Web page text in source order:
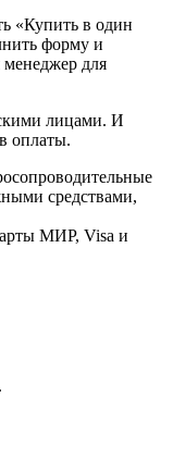
«Купить в один
форму и
менеджер для
лицами. И
оплаты.
средствами,
МИР, Visa и